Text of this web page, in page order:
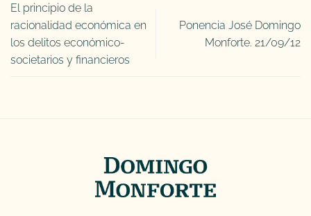
El principio de la
racionalidad económica en
los delitos económico-
societarios y financieros
Ponencia José Domingo
Monforte. 21/09/12